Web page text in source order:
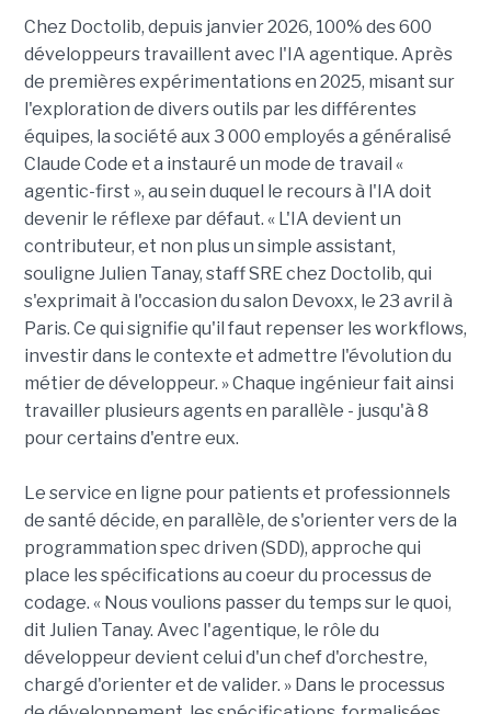
Chez Doctolib, depuis janvier 2026, 100% des 600
développeurs travaillent avec l'IA agentique. Après
de premières expérimentations en 2025, misant sur
l'exploration de divers outils par les différentes
équipes, la société aux 3 000 employés a généralisé
Claude Code et a instauré un mode de travail «
agentic-first », au sein duquel le recours à l'IA doit
devenir le réflexe par défaut. « L'IA devient un
contributeur, et non plus un simple assistant,
souligne Julien Tanay, staff SRE chez Doctolib, qui
s'exprimait à l'occasion du salon Devoxx, le 23 avril à
Paris. Ce qui signifie qu'il faut repenser les workflows,
investir dans le contexte et admettre l'évolution du
métier de développeur. » Chaque ingénieur fait ainsi
travailler plusieurs agents en parallèle - jusqu'à 8
pour certains d'entre eux.
Le service en ligne pour patients et professionnels
de santé décide, en parallèle, de s'orienter vers de la
programmation spec driven (SDD), approche qui
place les spécifications au coeur du processus de
codage. « Nous voulions passer du temps sur le quoi,
dit Julien Tanay. Avec l'agentique, le rôle du
développeur devient celui d'un chef d'orchestre,
chargé d'orienter et de valider. » Dans le processus